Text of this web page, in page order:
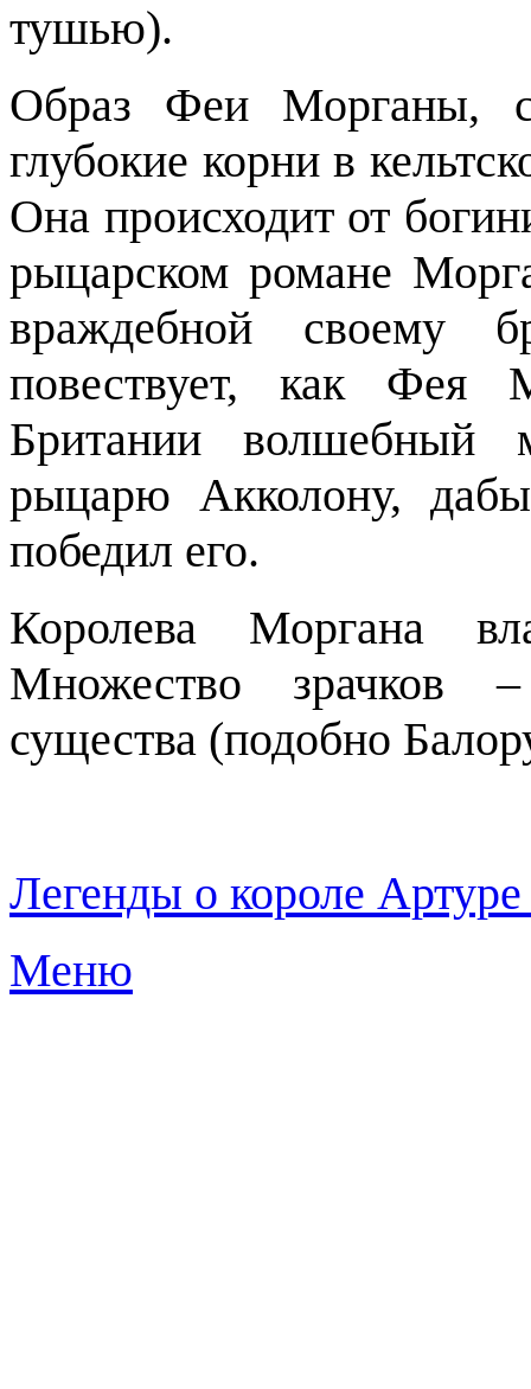
тушью).
Образ Феи Морганы,
глубокие корни в
Она происходит от
рыцарском романе
враждебной своему
повествует, как Фея
Британии волшебный
рыцарю Акколону,
победил его.
Королева Моргана
Множество зрачков –
существа (подобно
Легенды о короле
Меню